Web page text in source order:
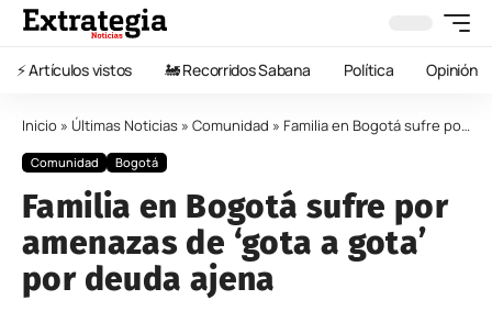
⚡️ Artículos vistos 🚂 Recorridos Sabana Política Opinión
Inicio » Últimas Noticias » Comunidad » Familia en Bogotá sufre por amenazas de ‘gota a gota’ por deuda ajena
Comunidad Bogotá
Familia en Bogotá sufre por
amenazas de ‘gota a gota’
por deuda ajena